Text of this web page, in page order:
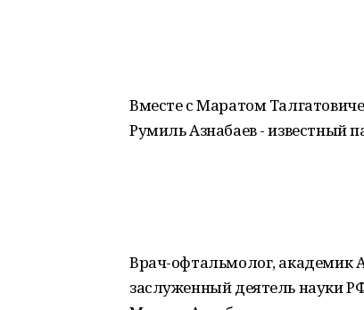
Вместе с Маратом
Румиль Азнабаев - известный
Врач-офтальмолог, академик
заслуженный деятель науки